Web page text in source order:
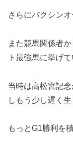
さらにバクシン
また競馬関係者
ト最強馬に挙げて
当時は高松宮記
しもう少し遅く
もっとG1勝利を